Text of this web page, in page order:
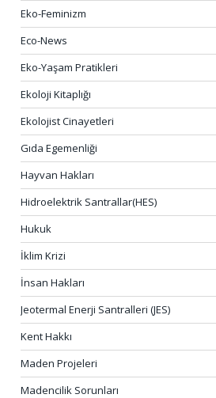
Eko-Feminizm
Eco-News
Eko-Yaşam Pratikleri
Ekoloji Kitaplığı
Ekolojist Cinayetleri
Gıda Egemenliği
Hayvan Hakları
Hidroelektrik Santrallar(HES)
Hukuk
İklim Krizi
İnsan Hakları
Jeotermal Enerji Santralleri (JES)
Kent Hakkı
Maden Projeleri
Madencilik Sorunları